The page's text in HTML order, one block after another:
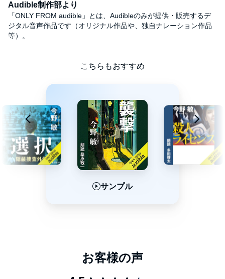
Audible制作部より
「ONLY FROM audible」とは、Audibleのみが提供・販売するデ
ジタル音声作品です（オリジナル作品や、独自ナレーション作品
等）。
こちらもおすすめ
サンプル